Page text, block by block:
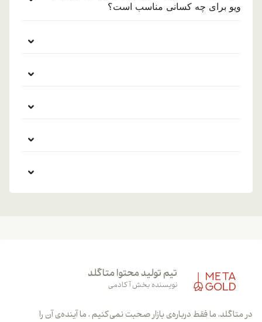
ویو برای چه کسانی مناسب است؟
تیم تولید محتوا متاگلد
نویسنده بخش آکادمی
در متاگلد، ما فقط درباره‌ی بازار صحبت نمی‌کنیم ، ما آینده‌ی آن را